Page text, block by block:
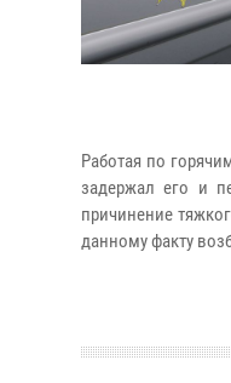
Работая по
задержал его и
причинение
данному факту